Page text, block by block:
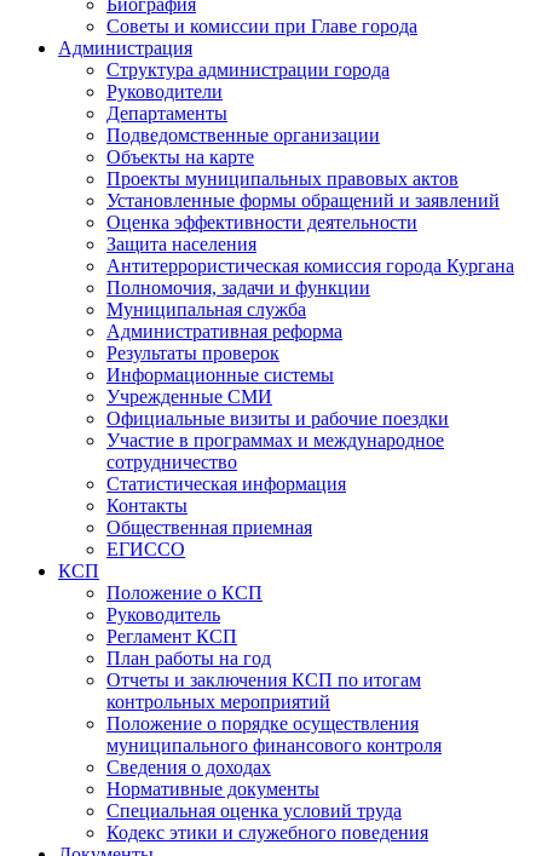
Биография
Советы и комиссии при Главе города
Администрация
Структура администрации города
Руководители
Департаменты
Подведомственные организации
Объекты на карте
Проекты муниципальных правовых актов
Установленные формы обращений и заявлений
Оценка эффективности деятельности
Защита населения
Антитеррористическая комиссия города Кургана
Полномочия, задачи и функции
Муниципальная служба
Административная реформа
Результаты проверок
Информационные системы
Учрежденные СМИ
Официальные визиты и рабочие поездки
Участие в программах и международное
сотрудничество
Статистическая информация
Контакты
Общественная приемная
ЕГИССО
КСП
Положение о КСП
Руководитель
Регламент КСП
План работы на год
Отчеты и заключения КСП по итогам
контрольных мероприятий
Положение о порядке осуществления
муниципального финансового контроля
Сведения о доходах
Нормативные документы
Специальная оценка условий труда
Кодекс этики и служебного поведения